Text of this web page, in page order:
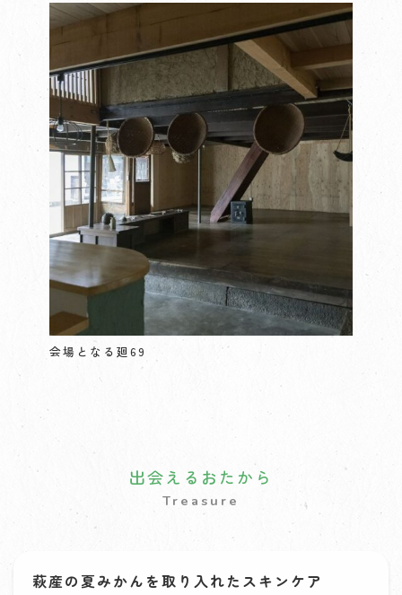
会場となる廻69
出会えるおたから
Treasure
萩産の夏みかんを取り入れたスキンケア